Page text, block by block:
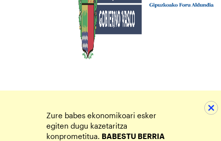
Zure babes ekonomikoari esker
egiten dugu kazetaritza
konprometitua. BABESTU BERRIA